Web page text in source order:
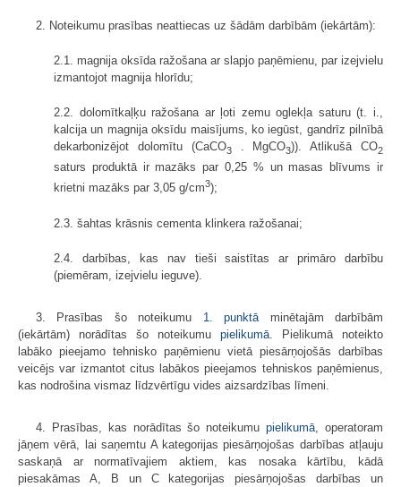
2. Noteikumu prasības neattiecas uz šādām darbībām (iekārtām):
2.1. magnija oksīda ražošana ar slapjo paņēmienu, par izejvielu
izmantojot magnija hlorīdu;
2.2. dolomītkaļķu ražošana ar ļoti zemu oglekļa saturu (t. i.,
kalcija un magnija oksīdu maisījums, ko iegūst, gandrīz pilnībā
dekarbonizējot dolomītu (CaCO3. MgCO3)). Atlikušā CO2
saturs produktā ir mazāks par 0,25 % un masas blīvums ir
krietni mazāks par 3,05 g/cm3);
2.3. šahtas krāsnis cementa klinkera ražošanai;
2.4. darbības, kas nav tieši saistītas ar primāro darbību
(piemēram, izejvielu ieguve).
3. Prasības šo noteikumu 1. punktā minētajām darbībām
(iekārtām) norādītas šo noteikumu pielikumā . Pielikumā noteikto
labāko pieejamo tehnisko paņēmienu vietā piesārņojošās darbības
veicējs var izmantot citus labākos pieejamos tehniskos paņēmienus,
kas nodrošina vismaz līdzvērtīgu vides aizsardzības līmeni.
4. Prasības, kas norādītas šo noteikumupielikumā , operatoram
jāņem vērā, lai saņemtu A kategorijas piesārņojošas darbības atļauju
saskaņā ar normatīvajiem aktiem, kas nosaka kārtību, kādā
piesakāmas A, B un C kategorijas piesārņojošas darbības un